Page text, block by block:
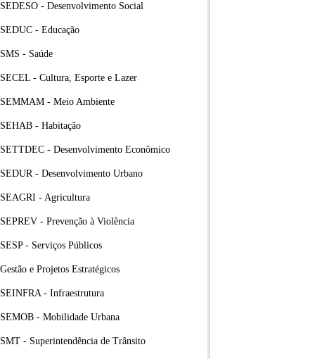
SEDESO - Desenvolvimento Social
SEDUC - Educação
SMS - Saúde
SECEL - Cultura, Esporte e Lazer
SEMMAM - Meio Ambiente
SEHAB - Habitação
SETTDEC - Desenvolvimento Econômico
SEDUR - Desenvolvimento Urbano
SEAGRI - Agricultura
SEPREV - Prevenção à Violência
SESP - Serviços Públicos
Gestão e Projetos Estratégicos
SEINFRA - Infraestrutura
SEMOB - Mobilidade Urbana
SMT - Superintendência de Trânsito